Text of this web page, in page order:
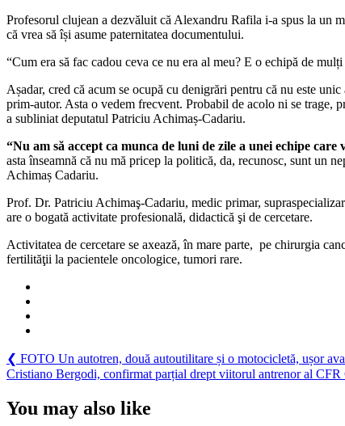
Profesorul clujean a dezvăluit că Alexandru Rafila i-a spus la un
că vrea să își asume paternitatea documentului.
“Cum era să fac cadou ceva ce nu era al meu? E o echipă de
Așadar, cred că acum se ocupă cu denigrări pentru că nu este
prim-autor. Asta o vedem frecvent. Probabil de acolo ni se trage,
a subliniat deputatul Patriciu Achimaș-Cadariu.
“Nu am să accept ca munca de luni de zile a unei echipe
asta înseamnă că nu mă pricep la politică, da, recunosc, sunt un
Achimaș Cadariu.
Prof. Dr. Patriciu Achimaş-Cadariu, medic primar,
are o bogată activitate profesională, didactică şi de cercetare.
Activitatea de cercetare se axează, în mare parte, pe chirurgia
fertilităţii la pacientele oncologice, tumori rare.
Navigare
în
articole
❮ Previous
Post:
FOTO Un autotren, două autoutilitare și o motocicletă, ușor
Next
Cristiano Bergodi, confirmat parțial drept viitorul antrenor al CFR
You may also like